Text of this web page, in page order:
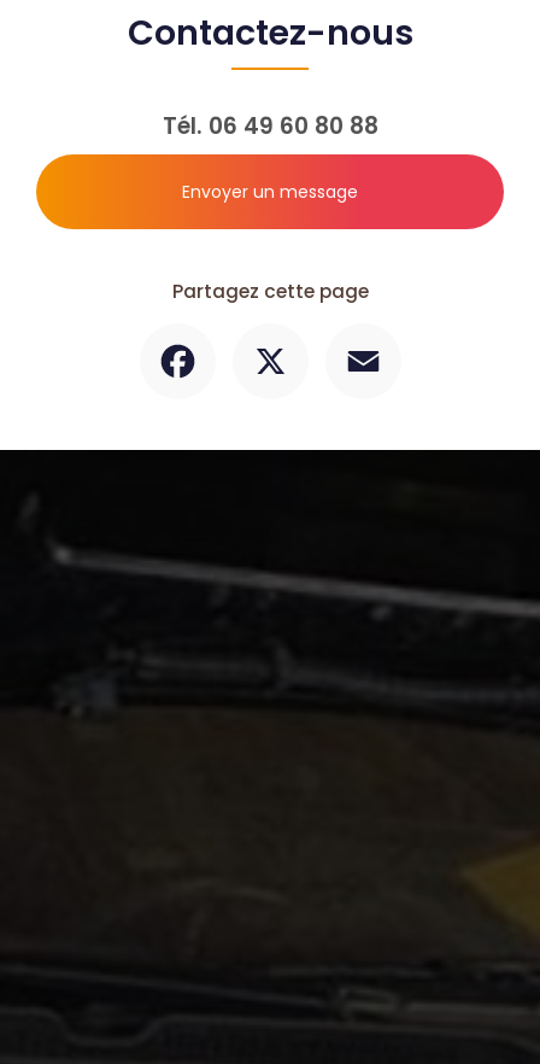
Contactez-nous
Tél. 06 49 60 80 88
Envoyer un message
Partagez cette page